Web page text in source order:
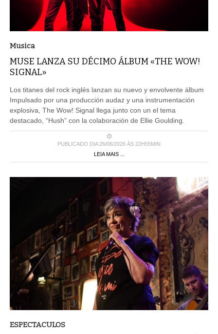
Musica
MUSE LANZA SU DÉCIMO ÁLBUM «THE WOW!
SIGNAL»
Los titanes del rock inglés lanzan su nuevo y envolvente álbum
Impulsado por una producción audaz y una instrumentación
explosiva, The Wow! Signal llega junto con un el tema
destacado, “Hush” con la colaboración de Ellie Goulding.
PUBLICADO DIA 26/06/2026 ÀS 22H55MIN
LEIA MAIS ...
ESPECTACULOS